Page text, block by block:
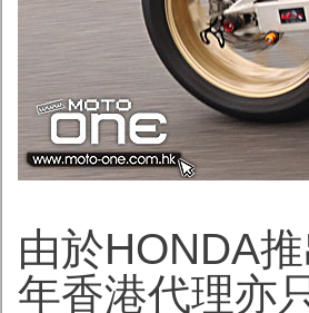
由於HONDA
年香港代理亦